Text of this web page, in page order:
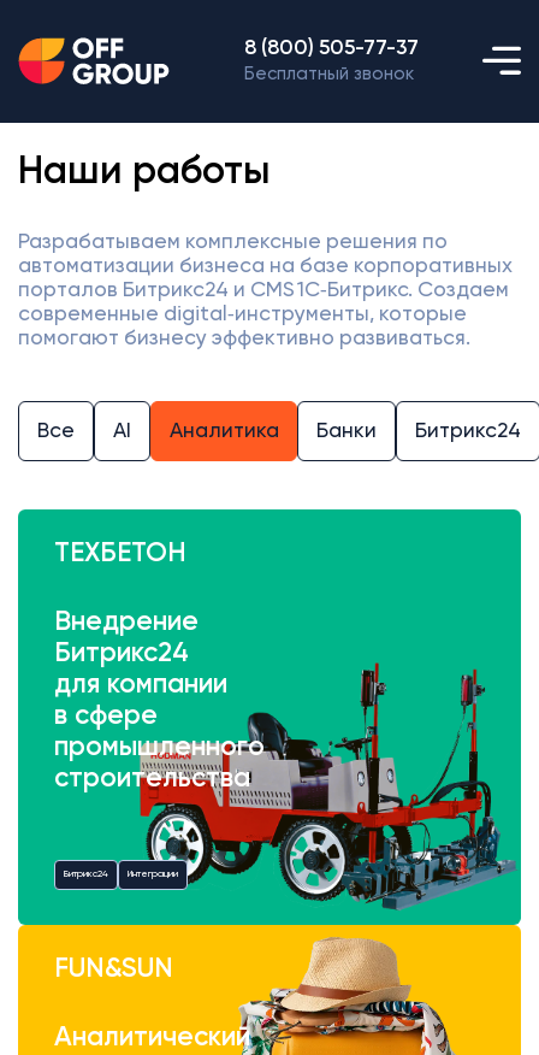
8 (800) 505-77-37
Бесплатный звонок
Наши работы
Разрабатываем комплексные решения по
автоматизации бизнеса на базе корпоративных
порталов Битрикс24 и CMS 1С‑Битрикс. Создаем
современные digital‑инструменты, которые
помогают бизнесу эффективно развиваться.
Все AI Аналитика Банки Битрикс24
ТЕХБЕТОН
Внедрение
Битрикс24
для компании
в сфере
промышленного
строительства
Битрикс24 Интеграции
FUN&SUN
Аналитический